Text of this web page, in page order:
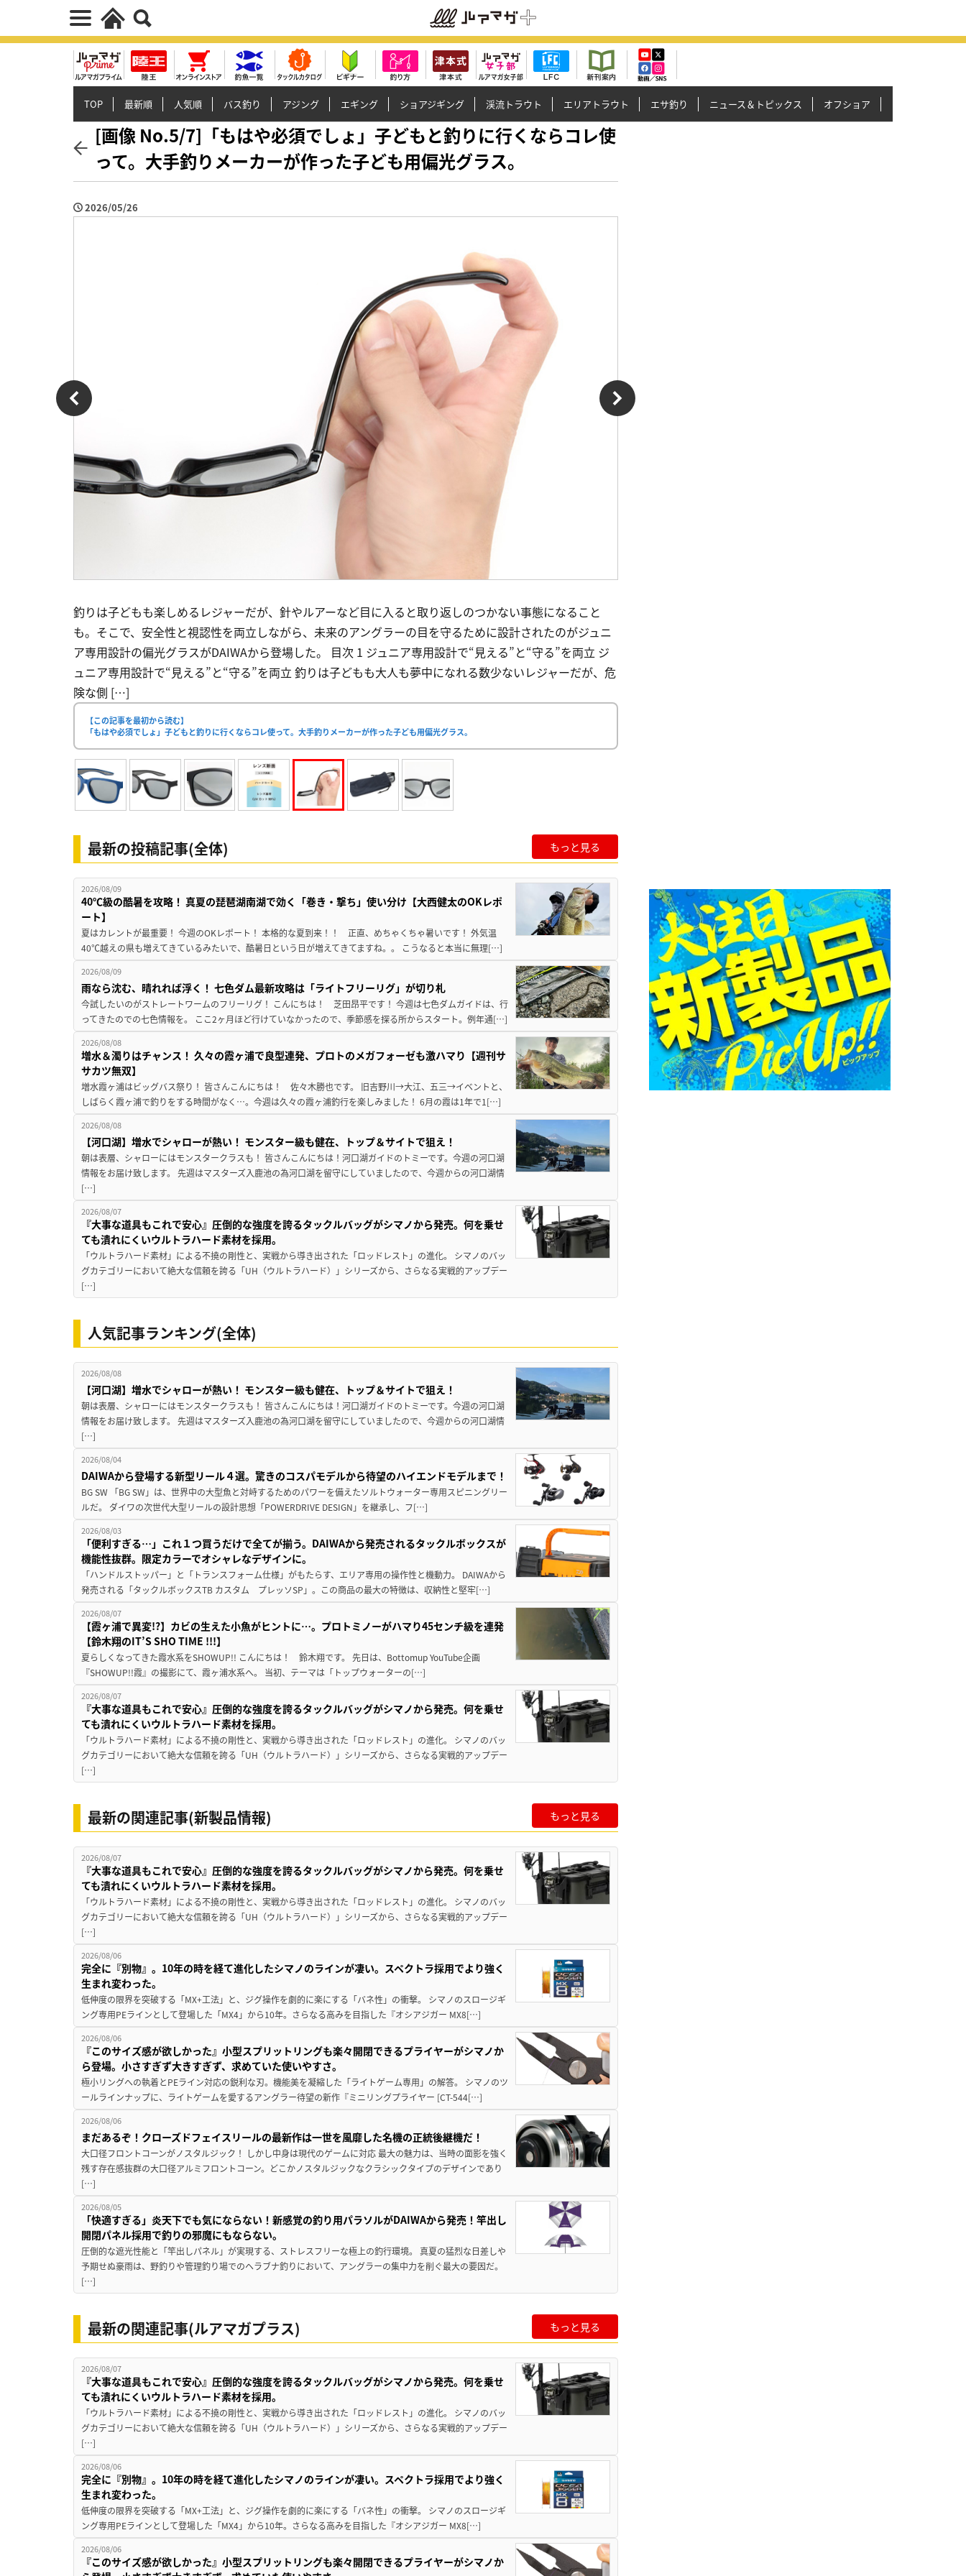
TOP 最新順 人気順 バス釣り アジング エギング ショアジギング 渓流トラウト エリアトラウト エサ釣り ニュース＆トピックス オフショア
[画像 No.5/7]「もはや必須でしょ」子どもと釣りに行くならコレ使
って。大手釣りメーカーが作った子ども用偏光グラス。
2026/05/26
釣りは子どもも楽しめるレジャーだが、針やルアーなど目に入ると取り返しのつかない事態になること
も。そこで、安全性と視認性を両立しながら、未来のアングラーの目を守るために設計されたのがジュニ
ア専用設計の偏光グラスがDAIWAから登場した。 目次 1 ジュニア専用設計で“見える”と“守る”を両立 ジ
ュニア専用設計で“見える”と“守る”を両立 釣りは子どもも大人も夢中になれる数少ないレジャーだが、危
険な側 […]
【この記事を最初から読む】
「もはや必須でしょ」子どもと釣りに行くならコレ使って。大手釣りメーカーが作った子ども用偏光グラス。
最新の投稿記事(全体) もっと見る
2026/08/09
40℃級の酷暑を攻略！ 真夏の琵琶湖南湖で効く「巻き・撃ち」使い分け【大西健太のOKレポ
ート】
夏はカレントが最重要！ 今週のOKレポート！ 本格的な夏到来！！ 正直、めちゃくちゃ暑いです！ 外気温
40℃越えの県も増えてきているみたいで、酷暑日という日が増えてきてますね。。 こうなると本当に無理[…]
2026/08/09
雨なら沈む、晴れれば浮く！ 七色ダム最新攻略は「ライトフリーリグ」が切り札
今試したいのがストレートワームのフリーリグ！ こんにちは！ 芝田昂平です！ 今週は七色ダムガイドは、行
ってきたのでの七色情報を。 ここ2ヶ月ほど行けていなかったので、季節感を探る所からスタート。例年通[…]
2026/08/08
増水＆濁りはチャンス！ 久々の霞ヶ浦で良型連発、プロトのメガフォーゼも激ハマり【週刊サ
サカツ無双】
増水霞ヶ浦はビッグバス祭り！ 皆さんこんにちは！ 佐々木勝也です。 旧吉野川→大江、五三→イベントと、
しばらく霞ヶ浦で釣りをする時間がなく…。今週は久々の霞ヶ浦釣行を楽しみました！ 6月の霞は1年で1[…]
2026/08/08
【河口湖】増水でシャローが熱い！ モンスター級も健在、トップ＆サイトで狙え！
朝は表層、シャローにはモンスタークラスも！ 皆さんこんにちは！河口湖ガイドのトミーです。今週の河口湖
情報をお届け致します。 先週はマスターズ入鹿池の為河口湖を留守にしていましたので、今週からの河口湖情
[…]
2026/08/07
『大事な道具もこれで安心』圧倒的な強度を誇るタックルバッグがシマノから発売。何を乗せ
ても潰れにくいウルトラハード素材を採用。
「ウルトラハード素材」による不撓の剛性と、実戦から導き出された「ロッドレスト」の進化。 シマノのバッ
グカテゴリーにおいて絶大な信頼を誇る「UH（ウルトラハード）」シリーズから、さらなる実戦的アップデー
[…]
人気記事ランキング(全体)
2026/08/08
【河口湖】増水でシャローが熱い！ モンスター級も健在、トップ＆サイトで狙え！
朝は表層、シャローにはモンスタークラスも！ 皆さんこんにちは！河口湖ガイドのトミーです。今週の河口湖
情報をお届け致します。 先週はマスターズ入鹿池の為河口湖を留守にしていましたので、今週からの河口湖情
[…]
2026/08/04
DAIWAから登場する新型リール４選。驚きのコスパモデルから待望のハイエンドモデルまで！
BG SW 「BG SW」は、世界中の大型魚と対峙するためのパワーを備えたソルトウォーター専用スピニングリー
ルだ。 ダイワの次世代大型リールの設計思想「POWERDRIVE DESIGN」を継承し、フ[…]
2026/08/03
「便利すぎる…」これ１つ買うだけで全てが揃う。DAIWAから発売されるタックルボックスが
機能性抜群。限定カラーでオシャレなデザインに。
「ハンドルストッパー」と「トランスフォーム仕様」がもたらす、エリア専用の操作性と機動力。 DAIWAから
発売される「タックルボックスTB カスタム プレッソSP」。この商品の最大の特徴は、収納性と堅牢[…]
2026/08/07
【霞ヶ浦で異変!?】カビの生えた小魚がヒントに…。プロトミノーがハマり45センチ級を連発
【鈴木翔のIT’S SHO TIME !!!】
夏らしくなってきた霞水系をSHOWUP!! こんにちは！ 鈴木翔です。 先日は、Bottomup YouTube企画
『SHOWUP!!霞』の撮影にて、霞ヶ浦水系へ。 当初、テーマは「トップウォーターの[…]
2026/08/07
『大事な道具もこれで安心』圧倒的な強度を誇るタックルバッグがシマノから発売。何を乗せ
ても潰れにくいウルトラハード素材を採用。
「ウルトラハード素材」による不撓の剛性と、実戦から導き出された「ロッドレスト」の進化。 シマノのバッ
グカテゴリーにおいて絶大な信頼を誇る「UH（ウルトラハード）」シリーズから、さらなる実戦的アップデー
[…]
最新の関連記事(新製品情報) もっと見る
2026/08/07
『大事な道具もこれで安心』圧倒的な強度を誇るタックルバッグがシマノから発売。何を乗せ
ても潰れにくいウルトラハード素材を採用。
「ウルトラハード素材」による不撓の剛性と、実戦から導き出された「ロッドレスト」の進化。 シマノのバッ
グカテゴリーにおいて絶大な信頼を誇る「UH（ウルトラハード）」シリーズから、さらなる実戦的アップデー
[…]
2026/08/06
完全に『別物』。10年の時を経て進化したシマノのラインが凄い。スペクトラ採用でより強く
生まれ変わった。
低伸度の限界を突破する「MX+工法」と、ジグ操作を劇的に楽にする「バネ性」の衝撃。 シマノのスロージギ
ング専用PEラインとして登場した「MX4」から10年。さらなる高みを目指した『オシアジガー MX8[…]
2026/08/06
『このサイズ感が欲しかった』小型スプリットリングも楽々開閉できるプライヤーがシマノか
ら登場。小さすぎず大きすぎず、求めていた使いやすさ。
極小リングへの執着とPEライン対応の鋭利な刃。機能美を凝縮した「ライトゲーム専用」の解答。 シマノのツ
ールラインナップに、ライトゲームを愛するアングラー待望の新作『ミニリングプライヤー [CT-544[…]
2026/08/06
まだあるぞ！クローズドフェイスリールの最新作は一世を風靡した名機の正統後継機だ！
大口径フロントコーンがノスタルジック！ しかし中身は現代のゲームに対応 最大の魅力は、当時の面影を強く
残す存在感抜群の大口径アルミフロントコーン。どこかノスタルジックなクラシックタイプのデザインであり
[…]
2026/08/05
「快適すぎる」炎天下でも気にならない！新感覚の釣り用パラソルがDAIWAから発売！竿出し
開閉パネル採用で釣りの邪魔にもならない。
圧倒的な遮光性能と「竿出しパネル」が実現する、ストレスフリーな極上の釣行環境。 真夏の猛烈な日差しや
予期せぬ豪雨は、野釣りや管理釣り場でのヘラブナ釣りにおいて、アングラーの集中力を削ぐ最大の要因だ。
[…]
最新の関連記事(ルアマガプラス) もっと見る
2026/08/07
『大事な道具もこれで安心』圧倒的な強度を誇るタックルバッグがシマノから発売。何を乗せ
ても潰れにくいウルトラハード素材を採用。
「ウルトラハード素材」による不撓の剛性と、実戦から導き出された「ロッドレスト」の進化。 シマノのバッ
グカテゴリーにおいて絶大な信頼を誇る「UH（ウルトラハード）」シリーズから、さらなる実戦的アップデー
[…]
2026/08/06
完全に『別物』。10年の時を経て進化したシマノのラインが凄い。スペクトラ採用でより強く
生まれ変わった。
低伸度の限界を突破する「MX+工法」と、ジグ操作を劇的に楽にする「バネ性」の衝撃。 シマノのスロージギ
ング専用PEラインとして登場した「MX4」から10年。さらなる高みを目指した『オシアジガー MX8[…]
2026/08/06
『このサイズ感が欲しかった』小型スプリットリングも楽々開閉できるプライヤーがシマノか